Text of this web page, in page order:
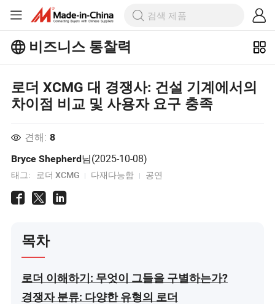
비즈니스 통찰력
더 많이보기
로더 XCMG 대 경쟁사: 건설 기계에서의
차이점 비교 및 사용자 요구 충족
견해: 8
Bryce Shepherd님(2025-10-08)
태그: 로더 XCMG 다재다능함 공연
목차
로더 이해하기: 무엇이 그들을 구별하는가?
경쟁자 분류: 다양한 유형의 로더